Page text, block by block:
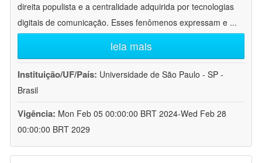
direita populista e a centralidade adquirida por tecnologias
digitais de comunicação. Esses fenômenos expressam e ...
leia mais
Instituição/UF/País: Universidade de São Paulo - SP -
Brasil
Vigência: Mon Feb 05 00:00:00 BRT 2024-Wed Feb 28
00:00:00 BRT 2029